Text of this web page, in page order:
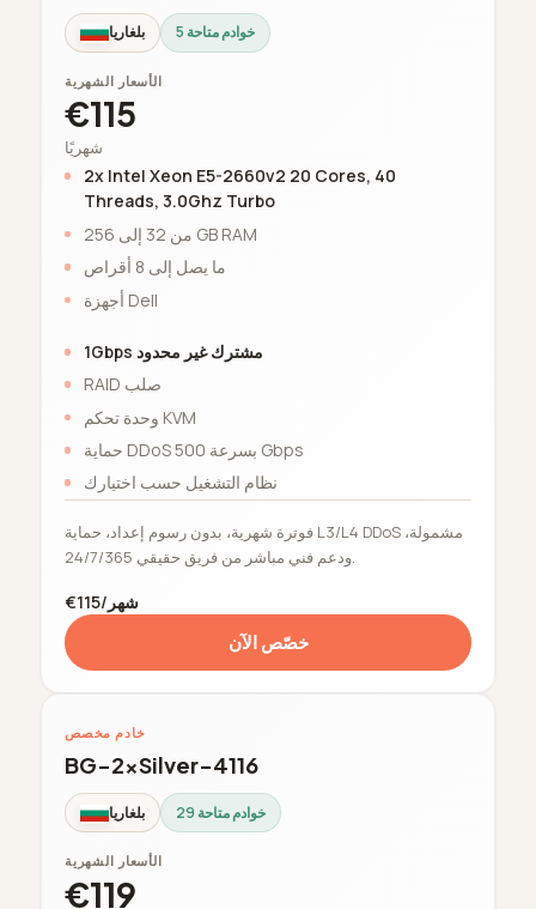
بلغاريا 5 خوادم متاحة
الأسعار الشهرية
€115
شهريًا
2x Intel Xeon E5-2660v2 20 Cores, 40
Threads, 3.0Ghz Turbo
من 32 إلى 256 GB RAM
ما يصل إلى 8 أقراص
أجهزة Dell
1Gbps مشترك غير محدود
RAID صلب
وحدة تحكم KVM
حماية DDoS بسرعة 500 Gbps
نظام التشغيل حسب اختيارك
فوترة شهرية، بدون رسوم إعداد، حماية L3/L4 DDoS مشمولة،
ودعم فني مباشر من فريق حقيقي 24/7/365.
€115/شهر
خصّص الآن
خادم مخصص
BG-2xSilver-4116
بلغاريا 29 خوادم متاحة
الأسعار الشهرية
€119